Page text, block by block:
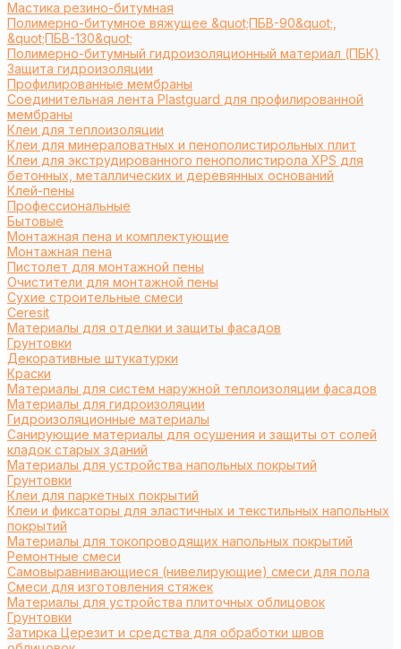
Мастика резино-битумная
Полимерно-битумное вяжущее &quot;ПБВ-90&quot;,
&quot;ПБВ-130&quot;
Полимерно-битумный гидроизоляционный материал (ПБК)
Защита гидроизоляции
Профилированные мембраны
Соединительная лента Plastguard для профилированной
мембраны
Клеи для теплоизоляции
Клеи для минераловатных и пенополистирольных плит
Клеи для экструдированного пенополистирола XPS для
бетонных, металлических и деревянных оснований
Клей-пены
Профессиональные
Бытовые
Монтажная пена и комплектующие
Монтажная пена
Пистолет для монтажной пены
Очистители для монтажной пены
Сухие строительные смеси
Ceresit
Материалы для отделки и защиты фасадов
Грунтовки
Декоративные штукатурки
Краски
Материалы для систем наружной теплоизоляции фасадов
Материалы для гидроизоляции
Гидроизоляционные материалы
Санирующие материалы для осушения и защиты от солей
кладок старых зданий
Материалы для устройства напольных покрытий
Грунтовки
Клеи для паркетных покрытий
Клеи и фиксаторы для эластичных и текстильных напольных
покрытий
Материалы для токопроводящих напольных покрытий
Ремонтные смеси
Самовыравнивающиеся (нивелирующие) смеси для пола
Смеси для изготовления стяжек
Материалы для устройства плиточных облицовок
Грунтовки
Затирка Церезит и средства для обработки швов